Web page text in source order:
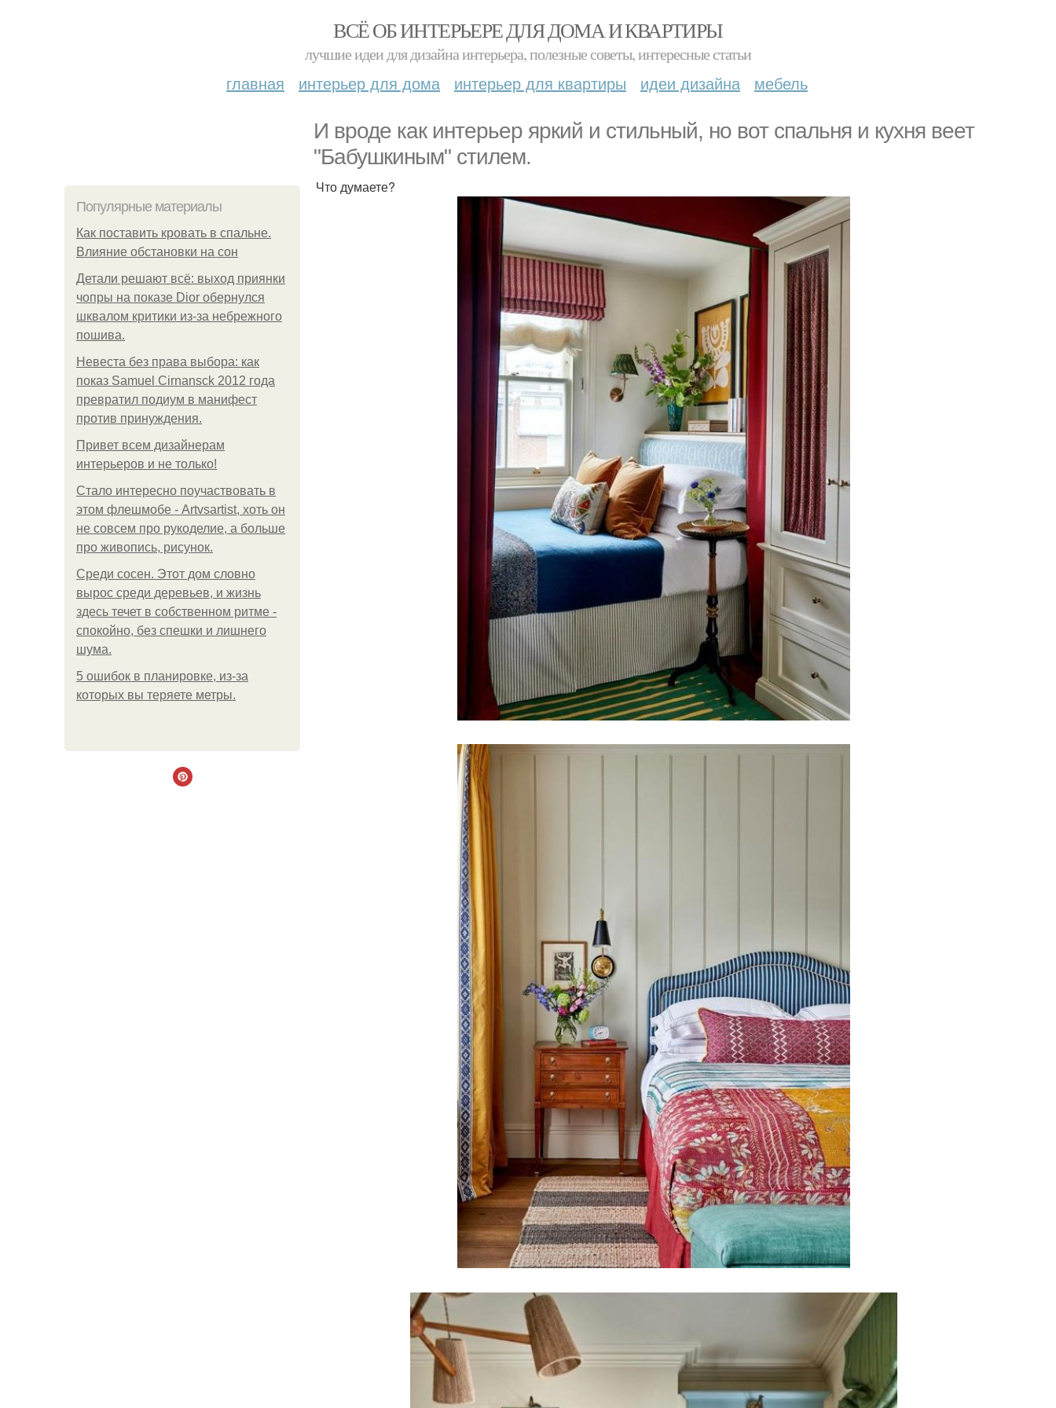
ВСЁ ОБ ИНТЕРЬЕРЕ ДЛЯ ДОМА И КВАРТИРЫ
лучшие идеи для дизайна интерьера, полезные советы, интересные статьи
главная интерьер для дома интерьер для квартиры идеи дизайна мебель
И вроде как интерьер яркий и стильный, но вот спальня и кухня веет
"Бабушкиным" стилем.
Популярные материалы
Как поставить кровать в спальне.
Влияние обстановки на сон
Детали решают всё: выход приянки
чопры на показе Dior обернулся
шквалом критики из-за небрежного
пошива.
Невеста без права выбора: как
показ Samuel Cirnansck 2012 года
превратил подиум в манифест
против принуждения.
Привет всем дизайнерам
интерьеров и не только!
Стало интересно поучаствовать в
этом флешмобе - Artvsartist, хоть он
не совсем про рукоделие, а больше
про живопись, рисунок.
Среди сосен. Этот дом словно
вырос среди деревьев, и жизнь
здесь течет в собственном ритме -
спокойно, без спешки и лишнего
шума.
5 ошибок в планировке, из-за
которых вы теряете метры.
Что думаете?